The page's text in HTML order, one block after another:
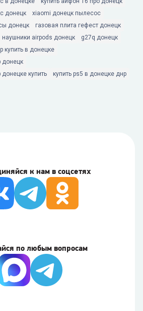
донецк
xiaomi донецк пылесос
донецк
газовая плита гефест донецк
наушники airpods донецк
g27q донецк
купить в донецке
донецк
купить
купить ps5 в донецке днр
к нам в соцсетях
по любым вопросам